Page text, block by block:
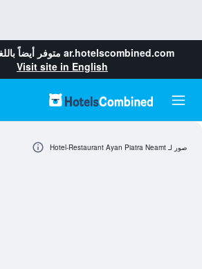
ar.hotelscombined.com متوفر أيضاً
Visit site in English
صور لـ Hotel-Restaurant Ayan Piatra Neamt